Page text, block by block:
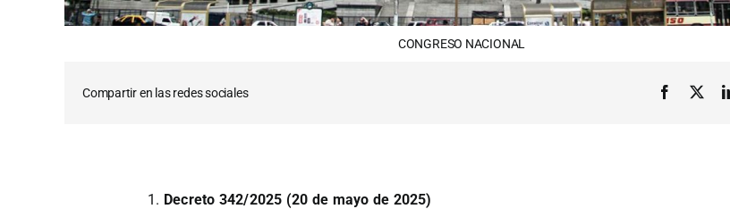
CONGRESO NACIONAL
Compartir en las redes sociales
Decreto 342/2025 (20 de mayo de 2025)